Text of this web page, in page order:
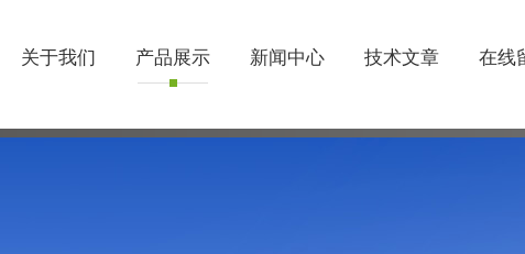
关于我们 产品展示 新闻中心 技术文章 在线